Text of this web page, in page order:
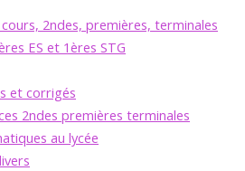
2ndes, premières, terminales
ES et 1ères STG
et corrigés
2ndes premières terminales
au lycée